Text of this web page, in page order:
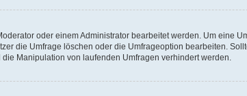
oder einem Administrator bearbeitet werden. Um eine
die Umfrage löschen oder die Umfrageoption bearbeiten.
Manipulation von laufenden Umfragen verhindert werden.